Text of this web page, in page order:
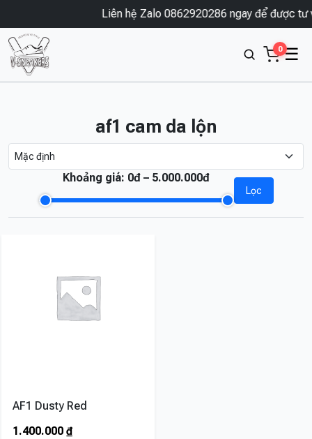
Liên hệ Zalo 0862920286 ngay để được tư
0 ☰
af1 cam da lộn
Khoảng giá: 0đ – 5.000.000đ
Lọc
AF1 Dusty Red
1.400.000 ₫